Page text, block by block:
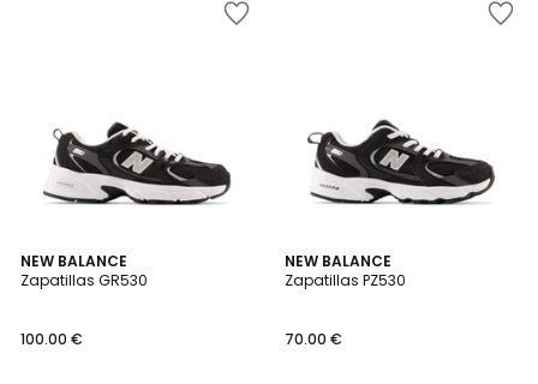
NEW BALANCE
Zapatillas GR530
100.00 €
4,8
/ 5
NEW BALANCE
Zapatillas PZ530
70.00 €
4,7
/ 5